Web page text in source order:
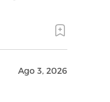
Ago 3, 2026